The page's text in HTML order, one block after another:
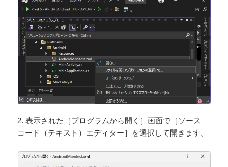
2. 表示された［プログラムから開く］画面で［ソース
コード（テキスト）エディター］を選択して開きます。